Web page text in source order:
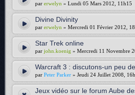
par erwelyn » Lundi 05 Mars 2012, 11h15
Divine Divinity
par erwelyn » Mercredi 01 Février 2012,
Star Trek online
par john.koenig » Mercredi 11 Novembre
Warcraft 3 : discutons-un peu
par Peter Parker » Jeudi 24 Juillet 2008,
Jeux vidéo sur le forum Aube